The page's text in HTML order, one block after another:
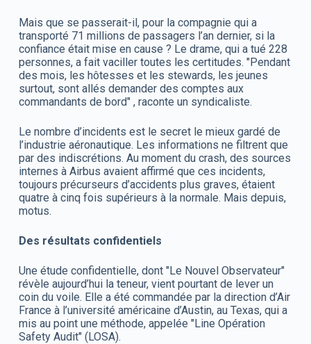
Mais que se passerait-il, pour la compagnie qui a
transporté 71 millions de passagers l’an dernier, si la
confiance était mise en cause ? Le drame, qui a tué 228
personnes, a fait vaciller toutes les certitudes. "Pendant
des mois, les hôtesses et les stewards, les jeunes
surtout, sont allés demander des comptes aux
commandants de bord" , raconte un syndicaliste.
Le nombre d’incidents est le secret le mieux gardé de
l’industrie aéronautique. Les informations ne filtrent que
par des indiscrétions. Au moment du crash, des sources
internes à Airbus avaient affirmé que ces incidents,
toujours précurseurs d’accidents plus graves, étaient
quatre à cinq fois supérieurs à la normale. Mais depuis,
motus.
Des résultats confidentiels
Une étude confidentielle, dont "Le Nouvel Observateur"
révèle aujourd’hui la teneur, vient pourtant de lever un
coin du voile. Elle a été commandée par la direction d’Air
France à l’université américaine d’Austin, au Texas, qui a
mis au point une méthode, appelée "Line Opération
Safety Audit" (LOSA).